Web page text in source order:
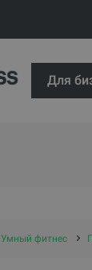
Для
Умный фитнес